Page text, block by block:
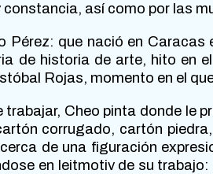
así como por las
Pérez: que nació en
de historia de arte, hito en
Rojas, momento en el
Cheo pinta donde le
corrugado, cartón
de una figuración
en leitmotiv de su